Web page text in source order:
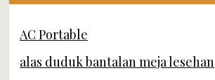
AC Portable
alas duduk bantalan meja lesehan